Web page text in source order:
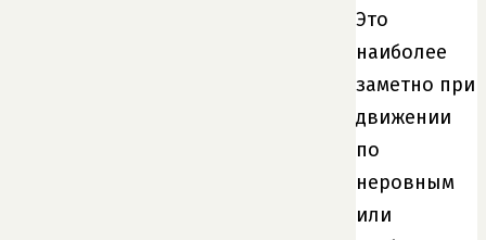
Это
наиболее
заметно при
движении
по
неровным
или